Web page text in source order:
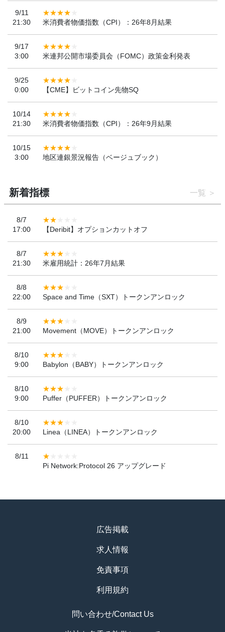
9/11
21:30
米消費者物価指数（CPI）：26年8月結果
9/17
3:00
米連邦公開市場委員会（FOMC）政策金利発表
9/25
0:00
【CME】ビットコイン先物SQ
10/14
21:30
米消費者物価指数（CPI）：26年9月結果
10/15
3:00
地区連銀景況報告（ベージュブック）
新着指標 一覧
8/7
17:00
【Deribit】オプションカットオフ
8/7
21:30
米雇用統計：26年7月結果
8/8
22:00
Space and Time（SXT）トークンアンロック
8/9
21:00
Movement（MOVE）トークンアンロック
8/10
9:00
Babylon（BABY）トークンアンロック
8/10
9:00
Puffer（PUFFER）トークンアンロック
8/10
20:00
Linea（LINEA）トークンアンロック
8/11
Pi Network:Protocol 26 アップグレード
広告掲載
求人情報
免責事項
利用規約
問い合わせ/Contact Us